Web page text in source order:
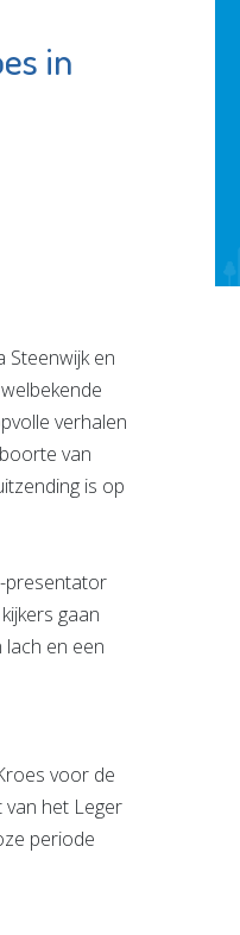
in
Steenwijk en
verhalen
van
is op
presentator
gaan
en een
voor de
van het Leger
periode